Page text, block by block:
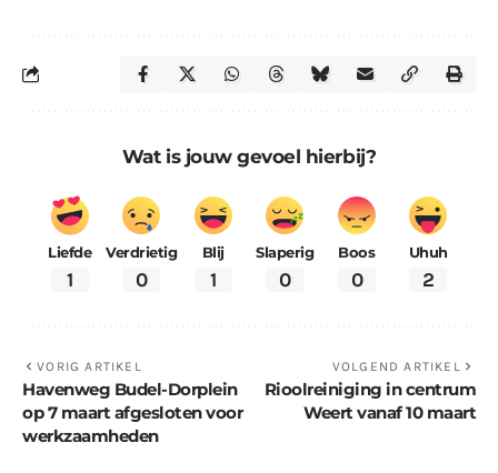
Wat is jouw gevoel hierbij?
Liefde
1
Verdrietig
0
Blij
1
Slaperig
0
Boos
0
Uhuh
2
VORIG ARTIKEL
Havenweg Budel-Dorplein
op 7 maart afgesloten voor
werkzaamheden
VOLGEND ARTIKEL
Rioolreiniging in centrum
Weert vanaf 10 maart